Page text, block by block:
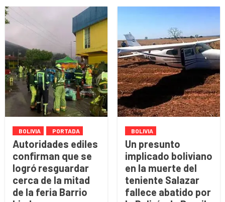
BOLIVIA PORTADA
Autoridades ediles
confirman que se
logró resguardar
cerca de la mitad
de la feria Barrio
BOLIVIA
Un presunto
implicado boliviano
en la muerte del
teniente Salazar
fallece abatido por